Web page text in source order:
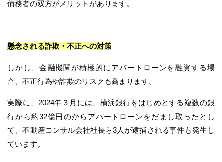
債務者の双方がメリットがあります。
懸念される詐欺・不正への対策
しかし、金融機関が積極的にアパートローンを融資する場
合、不正行為や詐欺のリスクも高まります。
実際に、2024年３月には、横浜銀行をはじめとする複数の銀
行から約32億円のからアパートローンをだまし取ったとし
て、不動産コンサル会社社長ら3人が逮捕される事件も発生し
ています。